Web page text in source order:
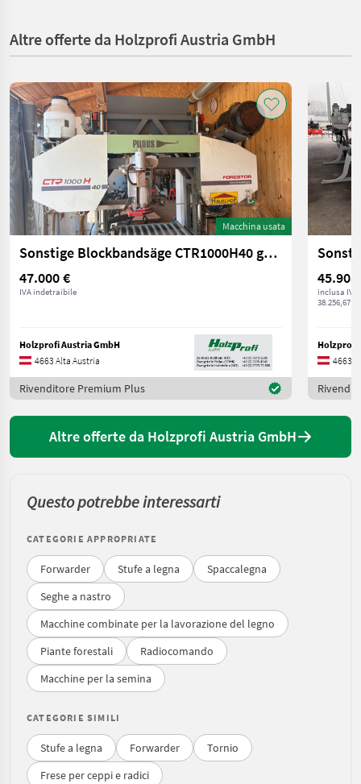
Altre offerte da Holzprofi Austria GmbH
Macchina usata
Sonstige Blockbandsäge CTR1000H40 gebraucht
47.000 €
IVA indetraibile
Holzprofi Austria GmbH
4663 Alta Austria
Rivenditore Premium Plus
45.908
inclusa IVA
38.256,67 €
Holzprofi
4663
Altre offerte da Holzprofi Austria GmbH
Questo potrebbe interessarti
CATEGORIE APPROPRIATE
Forwarder Stufe a legna
Spaccalegna
Seghe a nastro
Macchine combinate per la lavorazione del legno
Piante forestali
Radiocomando
Macchine per la semina
CATEGORIE SIMILI
Stufe a legna Forwarder
Tornio
Frese per ceppi e radici